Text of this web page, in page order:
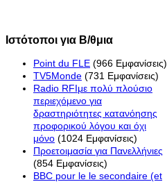
Ιστότοποι για Β/θμια
Point du FLE (966 Εμφανίσεις)
TV5Monde (731 Εμφανίσεις)
Radio RFIμε πολύ πλούσιο
περιεχόμενο για
δραστηριότητες κατανόησης
προφορικού λόγου και όχι
μόνο (1024 Εμφανίσεις)
Προετοιμασία για Πανελλήνιες
(854 Εμφανίσεις)
BBC pour le le secondaire (et